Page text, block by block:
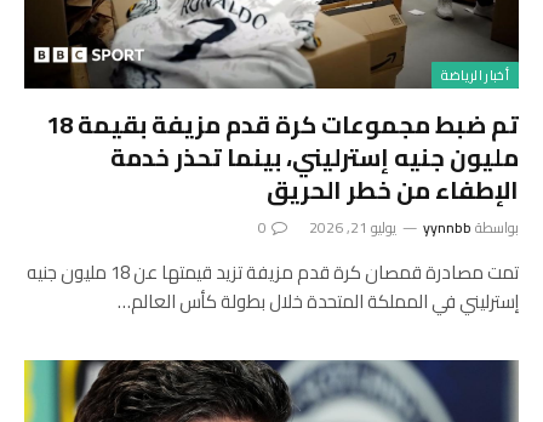
أخبار الرياضة
تم ضبط مجموعات كرة قدم مزيفة بقيمة 18
مليون جنيه إسترليني، بينما تحذر خدمة
الإطفاء من خطر الحريق
بواسطةyynnbb يوليو 21, 2026 0
تمت مصادرة قمصان كرة قدم مزيفة تزيد قيمتها عن 18 مليون جنيه
إسترليني في المملكة المتحدة خلال بطولة كأس العالم…